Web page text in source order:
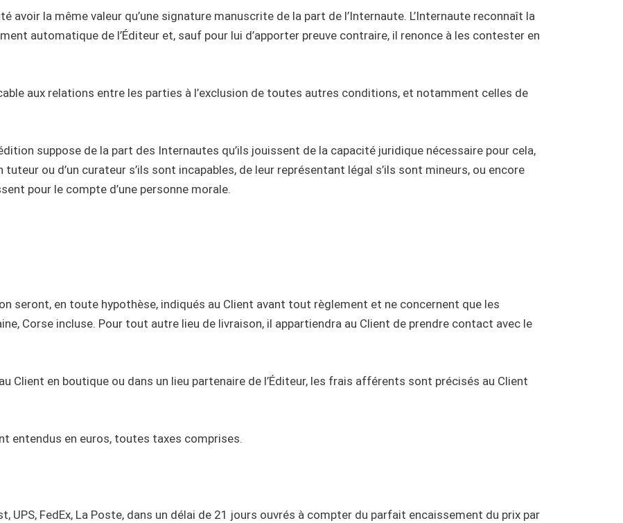
avoir la même valeur qu’une signature manuscrite de la part de l’Internaute. L’Internaute reconnaît la
automatique de l’Éditeur et, sauf pour lui d’apporter preuve contraire, il renonce à les contester en
aux relations entre les parties à l’exclusion de toutes autres conditions, et notamment celles de
suppose de la part des Internautes qu’ils jouissent de la capacité juridique nécessaire pour cela,
tuteur ou d’un curateur s’ils sont incapables, de leur représentant légal s’ils sont mineurs, ou encore
pour le compte d’une personne morale.
seront, en toute hypothèse, indiqués au Client avant tout règlement et ne concernent que les
Corse incluse. Pour tout autre lieu de livraison, il appartiendra au Client de prendre contact avec le
Client en boutique ou dans un lieu partenaire de l’Éditeur, les frais afférents sont précisés au Client
entendus en euros, toutes taxes comprises.
UPS, FedEx, La Poste, dans un délai de 21 jours ouvrés à compter du parfait encaissement du prix par